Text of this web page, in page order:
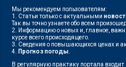
Мы рекомендуем пользователям:
1. Статьи только с актуальными
Так вы точно узнаете обо всем
2. Информацию о новых и, главное,
курсе всего происходящего.
3. Сведения о повышающихся ценах и
4.
Прогноз погоды
В регулярную практику портала